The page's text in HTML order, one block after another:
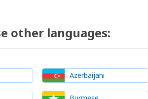
other languages:
Azerbaijani